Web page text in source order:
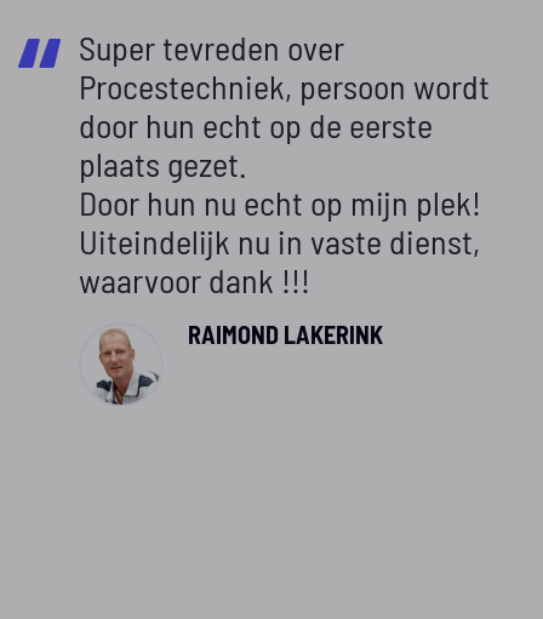
Super tevreden over
Procestechniek, persoon wordt
door hun echt op de eerste
plaats gezet.
Door hun nu echt op mijn plek!
Uiteindelijk nu in vaste dienst,
waarvoor dank !!!
RAIMOND LAKERINK